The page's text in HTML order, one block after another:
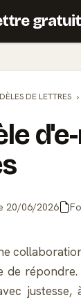
gratuit
DE LETTRES
20/06/2026
de